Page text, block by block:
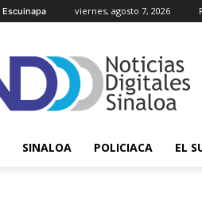
Escuinapa viernes, agosto 7, 2026
SINALOA POLICIACA EL